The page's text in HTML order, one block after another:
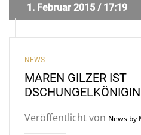
NEWS
MAREN GILZER IST
Veröffentlicht von News by
1. Februar 2015 / 17:19